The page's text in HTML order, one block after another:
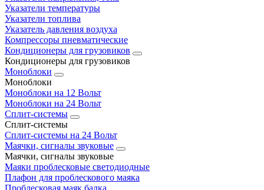
Указатели температуры
Указатели топлива
Указатель давления воздуха
Компрессоры пневматические
Кондиционеры для грузовиков
Кондиционеры для грузовиков
Моноблоки
Моноблоки
Моноблоки на 12 Вольт
Моноблоки на 24 Вольт
Сплит-системы
Сплит-системы
Сплит‑системы на 24 Вольт
Маячки, сигналы звуковые
Маячки, сигналы звуковые
Маяки проблесковые светодиодные
Плафон для проблескового маяка